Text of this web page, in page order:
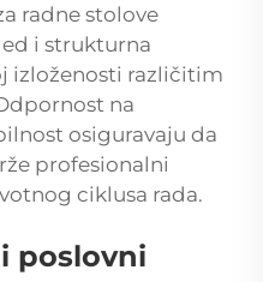
radne stolove
i strukturna
izloženosti različitim
na
osiguravaju da
profesionalni
ciklusa rada.
poslovni